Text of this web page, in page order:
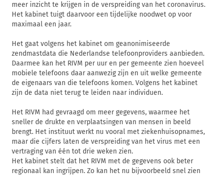
meer inzicht te krijgen in de verspreiding van het coronavirus.
Het kabinet tuigt daarvoor een tijdelijke noodwet op voor
maximaal een jaar.
Het gaat volgens het kabinet om geanonimiseerde
zendmastdata die Nederlandse telefoonproviders aanbieden.
Daarmee kan het RIVM per uur en per gemeente zien hoeveel
mobiele telefoons daar aanwezig zijn en uit welke gemeente
de eigenaars van die telefoons komen. Volgens het kabinet
zijn de data niet terug te leiden naar individuen.
Het RIVM had gevraagd om meer gegevens, waarmee het
sneller de drukte en verplaatsingen van mensen in beeld
brengt. Het instituut werkt nu vooral met ziekenhuisopnames,
maar die cijfers laten de verspreiding van het virus met een
vertraging van één tot drie weken zien.
Het kabinet stelt dat het RIVM met de gegevens ook beter
regionaal kan ingrijpen. Zo kan het nu bijvoorbeeld snel zien